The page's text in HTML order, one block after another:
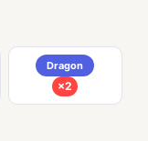
Dragon
×2